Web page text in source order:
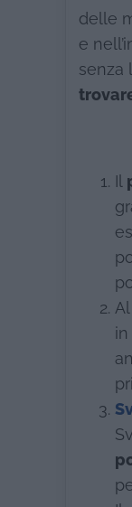
delle
e
senza
Il
Al